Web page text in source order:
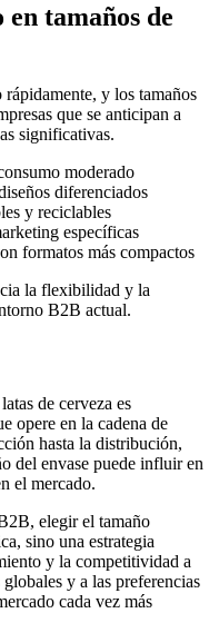
tamaños de
y los tamaños
que se anticipan a
significativas.
moderado
diferenciados
y reciclables
específicas
formatos más compactos
la flexibilidad y la
B2B actual.
de cerveza es
opere en la cadena de
hasta la distribución,
del envase puede influir en
el mercado.
elegir el tamaño
sino una estrategia
y la competitividad a
y a las preferencias
cada vez más